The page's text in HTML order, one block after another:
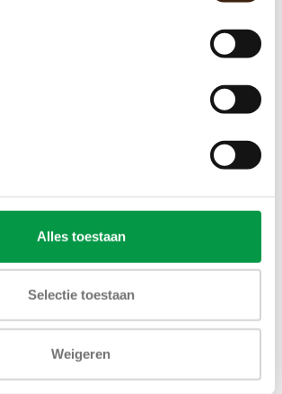
Alles toestaan
Selectie toestaan
Weigeren
€4.264,00